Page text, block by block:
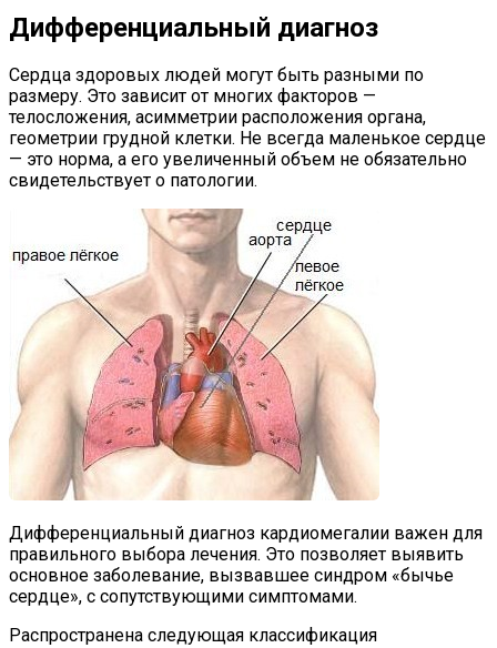
Дифференциальный диагноз
Сердца здоровых людей могут быть разными по
размеру. Это зависит от многих факторов —
телосложения, асимметрии расположения органа,
геометрии грудной клетки. Не всегда маленькое сердце
— это норма, а его увеличенный объем не обязательно
свидетельствует о патологии.
Дифференциальный диагноз кардиомегалии важен для
правильного выбора лечения. Это позволяет выявить
основное заболевание, вызвавшее синдром «бычье
сердце», с сопутствующими симптомами.
Распространена следующая классификация